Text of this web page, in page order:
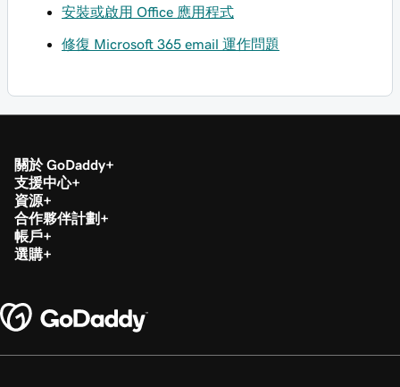
安裝或啟用 Office 應用程式
修復 Microsoft 365 email 運作問題
關於 GoDaddy
支援中心
資源
合作夥伴計劃
帳戶
選購